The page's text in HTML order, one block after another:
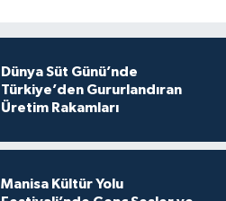
Dünya Süt Günü’nde
Türkiye’den Gururlandıran
Üretim Rakamları
Manisa Kültür Yolu